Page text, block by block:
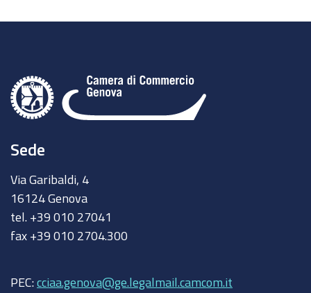
e
in
collaborazione
con
Camera
Commercio
imprese
Sede
Via Garibaldi, 4
16124 Genova
tel. +39 010 27041
fax +39 010 2704.300
PEC: cciaa.genova@ge.legalmail.camcom.it